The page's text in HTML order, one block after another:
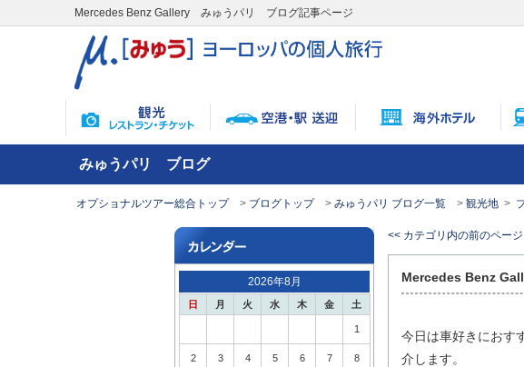
Mercedes Benz Gallery みゅうパリ ブログ記事ページ
みゅうパリ ブログ
オプショナルツアー総合トップ ブログトップ みゅうパリ ブログ一覧 観光地
2026年8月
日 月 火 水 木 金 土
1
2 3 4 5 6 7 8
<< カテゴリ内の前のページ
Mercedes Benz
今日は車好きにおす
介します。